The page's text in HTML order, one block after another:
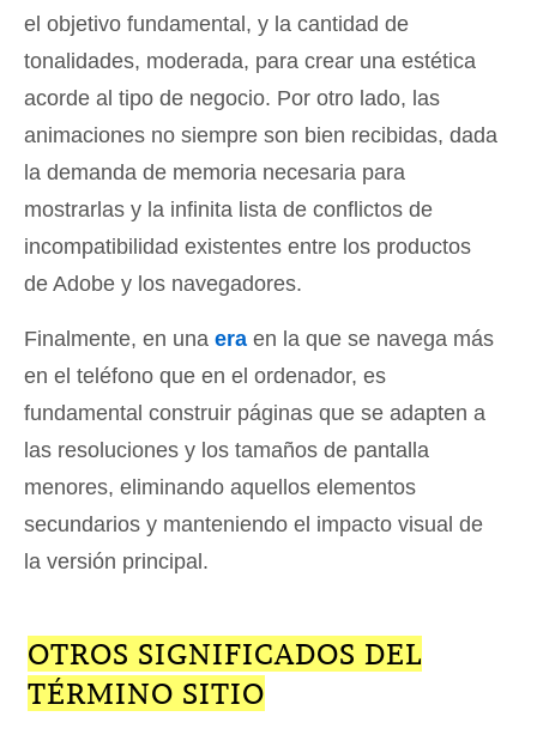
el objetivo fundamental, y la cantidad de
tonalidades, moderada, para crear una estética
acorde al tipo de negocio. Por otro lado, las
animaciones no siempre son bien recibidas, dada
la demanda de memoria necesaria para
mostrarlas y la infinita lista de conflictos de
incompatibilidad existentes entre los productos
de Adobe y los navegadores.
Finalmente, en una era en la que se navega más
en el teléfono que en el ordenador, es
fundamental construir páginas que se adapten a
las resoluciones y los tamaños de pantalla
menores, eliminando aquellos elementos
secundarios y manteniendo el impacto visual de
la versión principal.
OTROS SIGNIFICADOS DEL
TÉRMINO SITIO